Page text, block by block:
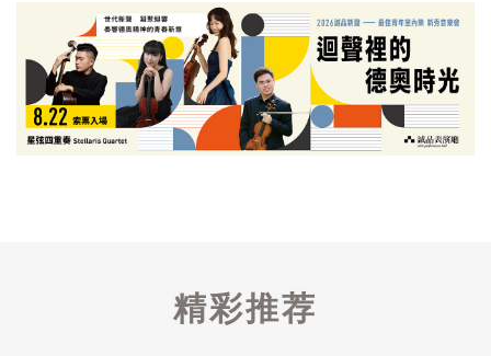
精彩推荐